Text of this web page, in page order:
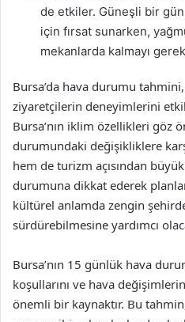
de etkiler. Güneşli bir
için fırsat sunarken,
mekanlarda kalmayı
Bursa’da hava durumu
ziyaretçilerin deneyimlerini
Bursa’nın iklim özellikleri göz
durumundaki değişikliklere
hem de turizm açısından
durumuna dikkat ederek
kültürel anlamda zengin
sürdürebilmesine yardımcı
Bursa’nın 15 günlük hava
koşullarını ve hava
önemli bir kaynaktır. Bu